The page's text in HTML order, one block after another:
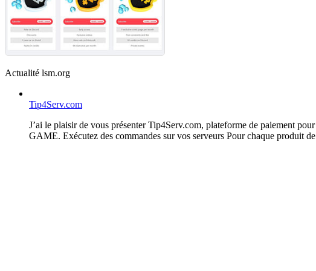
Actualité lsm.org
Tip4Serv.com
J’ai le plaisir de vous présenter Tip4Serv.com, plateforme de paiement
GAME. Exécutez des commandes sur vos serveurs Pour chaque produit